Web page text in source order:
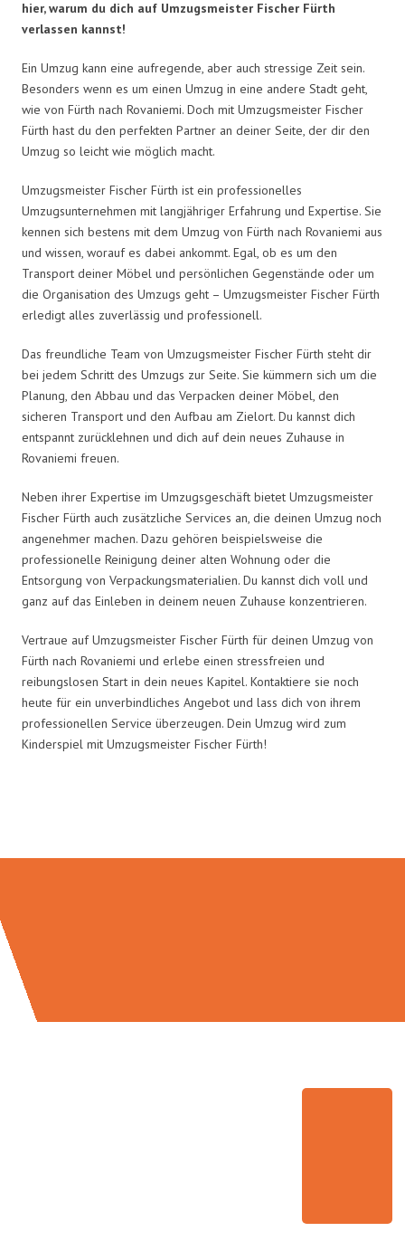
hier, warum du dich auf Umzugsmeister Fischer Fürth
verlassen kannst!
Ein Umzug kann eine aufregende, aber auch stressige Zeit sein.
Besonders wenn es um einen Umzug in eine andere Stadt geht,
wie von Fürth nach Rovaniemi. Doch mit Umzugsmeister Fischer
Fürth hast du den perfekten Partner an deiner Seite, der dir den
Umzug so leicht wie möglich macht.
Umzugsmeister Fischer Fürth ist ein professionelles
Umzugsunternehmen mit langjähriger Erfahrung und Expertise. Sie
kennen sich bestens mit dem Umzug von Fürth nach Rovaniemi aus
und wissen, worauf es dabei ankommt. Egal, ob es um den
Transport deiner Möbel und persönlichen Gegenstände oder um
die Organisation des Umzugs geht – Umzugsmeister Fischer Fürth
erledigt alles zuverlässig und professionell.
Das freundliche Team von Umzugsmeister Fischer Fürth steht dir
bei jedem Schritt des Umzugs zur Seite. Sie kümmern sich um die
Planung, den Abbau und das Verpacken deiner Möbel, den
sicheren Transport und den Aufbau am Zielort. Du kannst dich
entspannt zurücklehnen und dich auf dein neues Zuhause in
Rovaniemi freuen.
Neben ihrer Expertise im Umzugsgeschäft bietet Umzugsmeister
Fischer Fürth auch zusätzliche Services an, die deinen Umzug noch
angenehmer machen. Dazu gehören beispielsweise die
professionelle Reinigung deiner alten Wohnung oder die
Entsorgung von Verpackungsmaterialien. Du kannst dich voll und
ganz auf das Einleben in deinem neuen Zuhause konzentrieren.
Vertraue auf Umzugsmeister Fischer Fürth für deinen Umzug von
Fürth nach Rovaniemi und erlebe einen stressfreien und
reibungslosen Start in dein neues Kapitel. Kontaktiere sie noch
heute für ein unverbindliches Angebot und lass dich von ihrem
professionellen Service überzeugen. Dein Umzug wird zum
Kinderspiel mit Umzugsmeister Fischer Fürth!